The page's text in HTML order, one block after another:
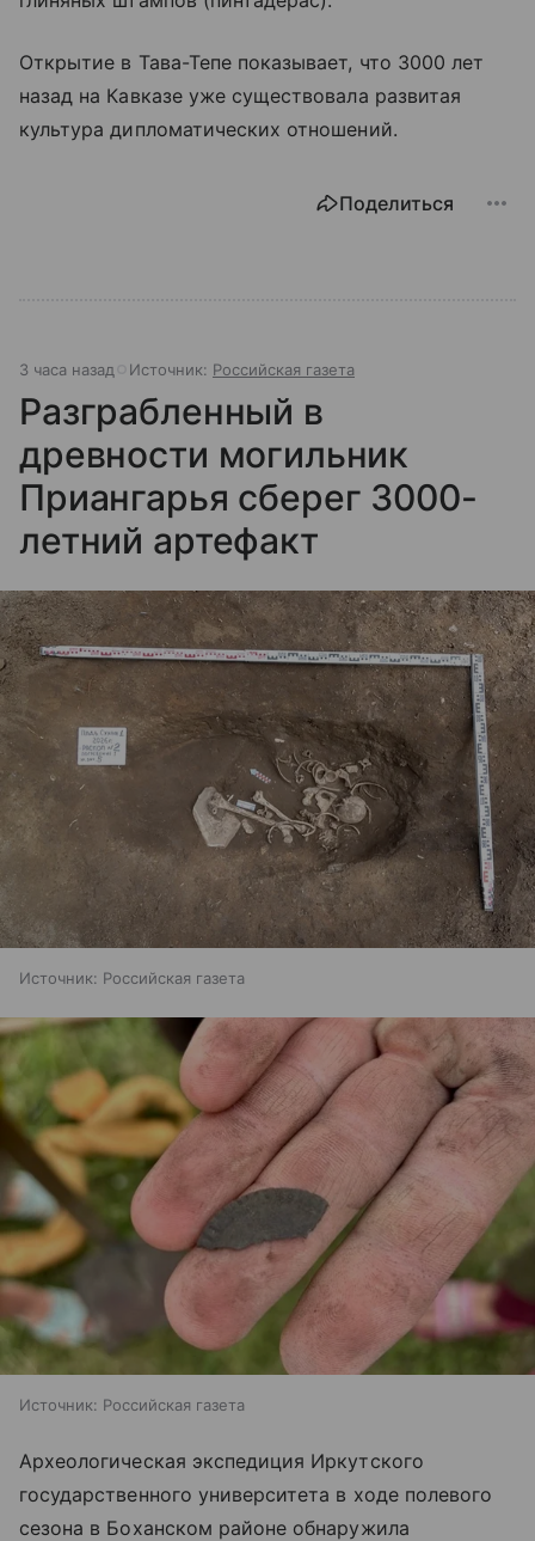
Открытие в Тава-Тепе показывает, что 3000 лет
назад на Кавказе уже существовала развитая
культура дипломатических отношений.
Поделиться
3 часа назад Источник: Российская газета
Разграбленный в
древности могильник
Приангарья сберег 3000-
летний артефакт
Источник: Российская газета
Источник: Российская газета
Археологическая экспедиция Иркутского
государственного университета в ходе полевого
сезона в Боханском районе обнаружила